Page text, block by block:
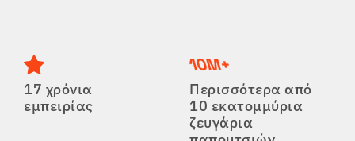
17 χρόνια
εμπειρίας
Περισσότερα από
10 εκατομμύρια
ζευγάρια